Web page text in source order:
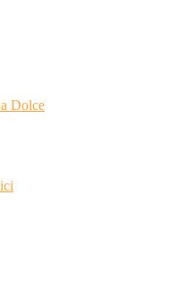
Dolce